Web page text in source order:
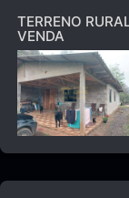
TERRENO
VENDA